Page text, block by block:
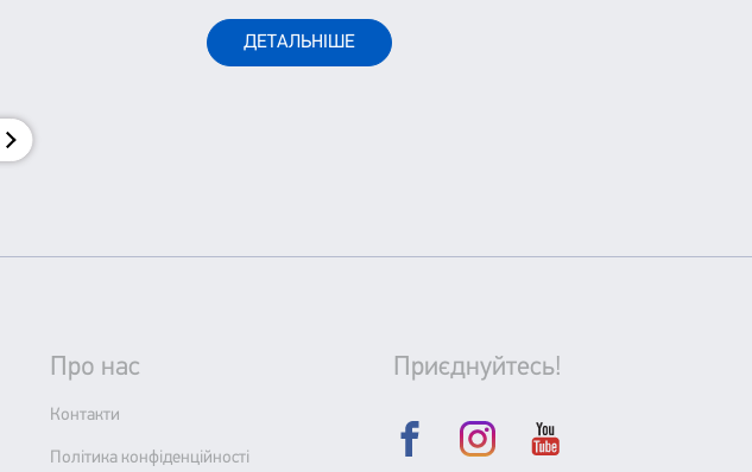
незмінним.
сприймаємо наше життя і оточуючих.
ДЕТАЛЬНІШЕ
Про нас
Контакти
Політика конфіденційності
Приєднуйтесь!